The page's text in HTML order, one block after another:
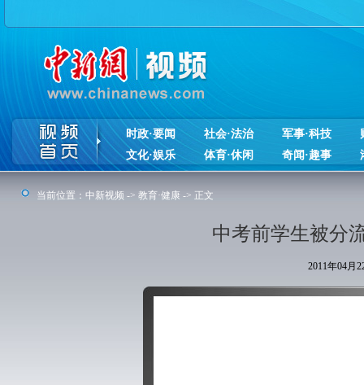
时政·要闻 社会·法治 军事·科技
文化·娱乐
体育·休闲 奇闻·趣事
当前位置： 中新视频 -> 教育·健康 -> 正文
中考前学生被分
2011年04月